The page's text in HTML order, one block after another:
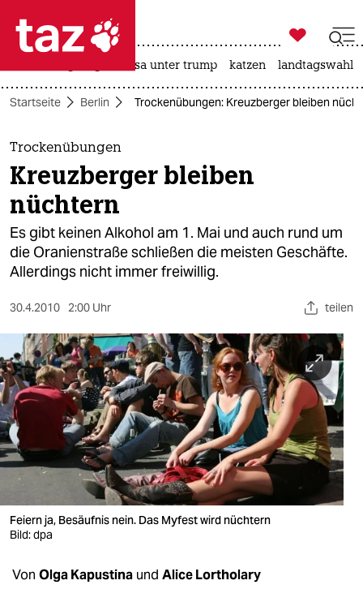
 taz zahl ich
taz zahl ich
themen
politik
öko
gesellschaft
sport
berlin
nord
wahrheit
verlag
verlag
veranstaltungen
shop

taz zahl ich
usa unter trump katzen landtagswahl
Startseite Berlin Trockenübungen: Kreuzberger bleiben
Trockenübungen
Kreuzberger bleiben
nüchtern
Es gibt keinen Alkohol am 1. Mai und auch rund um
die Oranienstraße schließen die meisten Geschäfte.
Allerdings nicht immer freiwillig.
30.4.2010 2:00 Uhr teilen
Feiern ja, Besäufnis nein. Das Myfest wird nüchtern
Bild: dpa
Von Olga Kapustina und Alice Lortholary